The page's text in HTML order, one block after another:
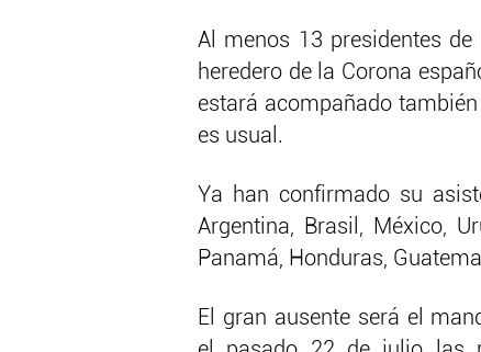
Al menos 13 presidentes
heredero de la Corona
estará acompañado
es usual.
Ya han confirmado su
Argentina, Brasil, México,
Panamá, Honduras,
El gran ausente será el